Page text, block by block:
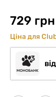
729 грн
Ціна для